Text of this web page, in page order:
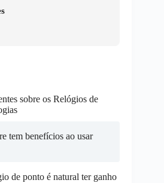
sobre os Relógios de
tem benefícios ao usar
de ponto é natural ter ganho